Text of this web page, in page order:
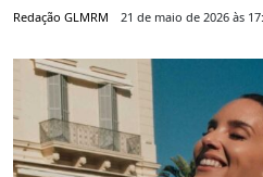
Redação GLMRM 21 de maio de 2026 às